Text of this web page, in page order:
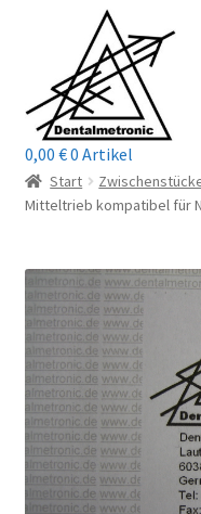
Navigation
springen
springen
Home
Mein Konto / Login
Kontakt
Reparaturservice
Wichtige Infos
0,00 €0 Artikel
Start
Mitteltrieb kompatibel für